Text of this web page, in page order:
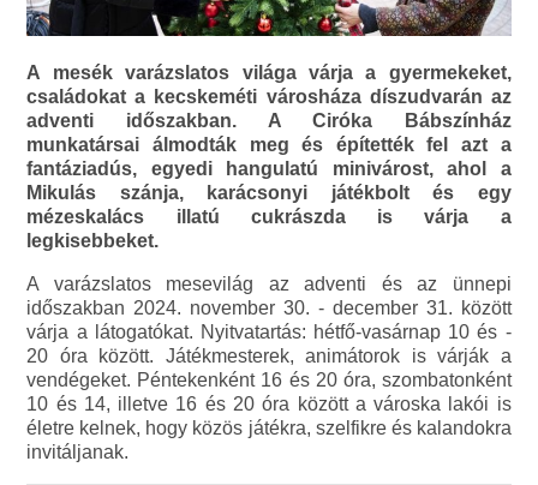
A mesék varázslatos világa várja a gyermekeket,
családokat a kecskeméti városháza díszudvarán az
adventi időszakban. A Ciróka Bábszínház
munkatársai álmodták meg és építették fel azt a
fantáziadús, egyedi hangulatú minivárost, ahol a
Mikulás szánja, karácsonyi játékbolt és egy
mézeskalács illatú cukrászda is várja a
legkisebbeket.
A varázslatos mesevilág az adventi és az ünnepi
időszakban 2024. november 30. - december 31. között
várja a látogatókat. Nyitvatartás: hétfő-vasárnap 10 és -
20 óra között. Játékmesterek, animátorok is várják a
vendégeket. Péntekenként 16 és 20 óra, szombatonként
10 és 14, illetve 16 és 20 óra között a városka lakói is
életre kelnek, hogy közös játékra, szelfikre és kalandokra
invitáljanak.